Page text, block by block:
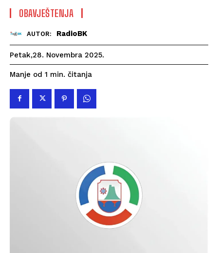
OBAVJEŠTENJA
AUTOR: RadioBK
Petak,28. Novembra 2025.
Manje od 1 min. čitanja